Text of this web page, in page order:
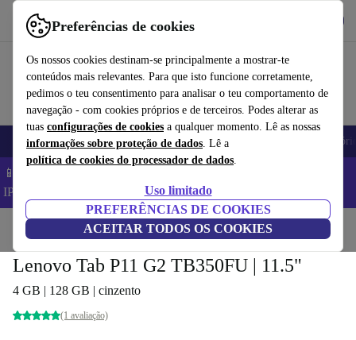
Preferências de cookies
Os nossos cookies destinam-se principalmente a mostrar-te
conteúdos mais relevantes. Para que isto funcione corretamente,
pedimos o teu consentimento para analisar o teu comportamento de
navegação - com cookies próprios e de terceiros. Podes alterar as
tuas configurações de cookies a qualquer momento. Lê as nossas
informações sobre proteção de dados. Lê a
política de cookies do processador de dados.
Uso limitado
PREFERÊNCIAS DE COOKIES
ACEITAR TODOS OS COOKIES
Use o refurbed de forma rápida e fácil
Telemóveis Computadores Portáteis Tablets
📱 Poupa 5% EXTRA em todos os iPhones – Código:
IPHONEDEAL –
Início Tablets
Lenovo Tab P11 G2 TB350FU | 11.5"
4 GB | 128 GB | cinzento
(1 avaliação)